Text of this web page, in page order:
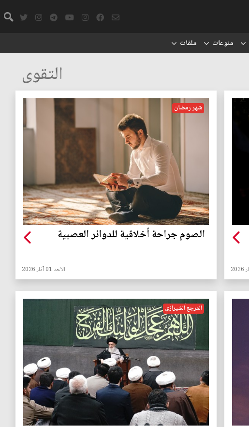
منوعات ملفات
التقوى
شهر رمضان
الصوم جراحة أخلاقية للدوائر العصبية
الأحد 01 آذار 2026
المرجع الشيرازي